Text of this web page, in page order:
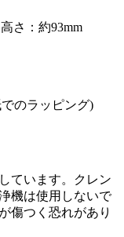
さ：約93mm
のラッピング)
ています。クレン
機は使用しないで
傷つく恐れがあり